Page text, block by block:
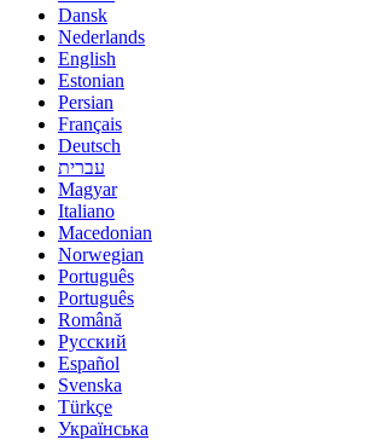
Dansk
Nederlands
English
Estonian
Persian
Français
Deutsch
עברית
Magyar
Italiano
Macedonian
Norwegian
Português
Português
Română
Русский
Español
Svenska
Türkçe
Українська